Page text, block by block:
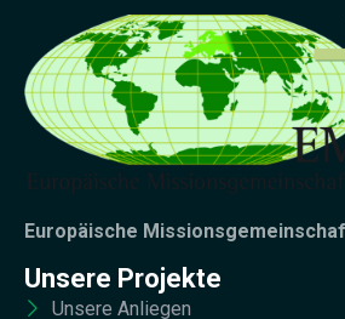
Europäische
Unsere Projekte
Unsere Anliegen